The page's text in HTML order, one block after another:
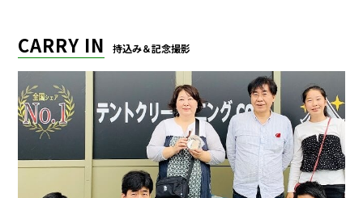
CARRY IN 持込み＆記念撮影